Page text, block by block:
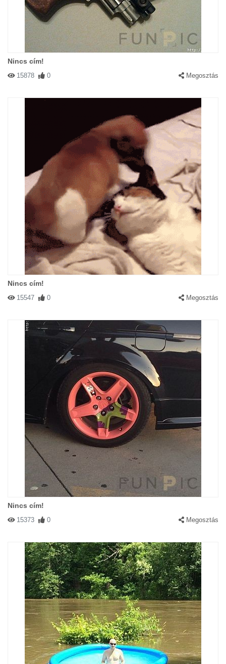
Nincs cím!
15878 0 Megosztás
Nincs cím!
15547 0 Megosztás
Nincs cím!
15373 0 Megosztás